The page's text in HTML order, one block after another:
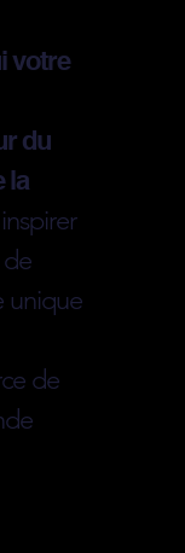
votre
du
la
de
unique
de